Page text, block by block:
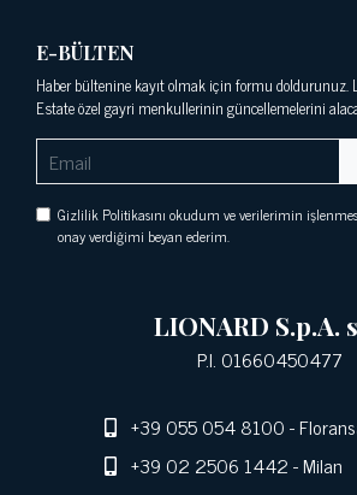
E-BÜLTEN
Haber bültenine kayıt olmak için formu doldurunuz.
Estate özel gayri menkullerinin güncellemelerini
Gizlilik Politikasını okudum ve verilerimin
onay verdiğimi beyan ederim.
LIONARD S.p.A.
P.I. 01660450477
+39 055 054 8100-
+39 02 2506 1442- Milan